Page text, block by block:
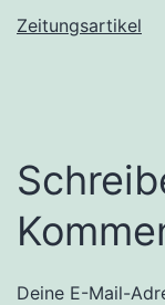
Zeitungsartikel
Deine E-Mail-